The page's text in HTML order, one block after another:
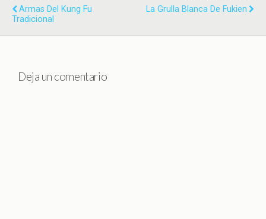
Armas Del Kung Fu
Tradicional
La Grulla Blanca De Fukien
Deja un comentario